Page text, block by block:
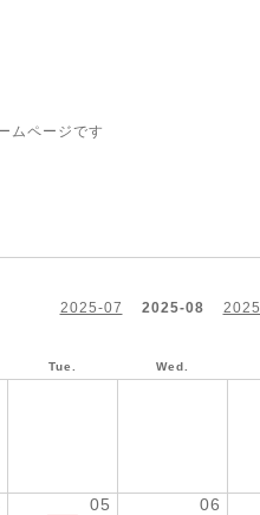
ムページです
2025-07 2025-08
Tue. Wed.
05 06